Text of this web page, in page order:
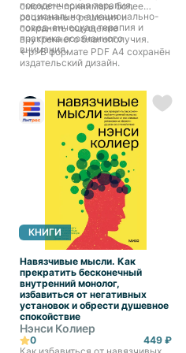
поведенческая терапия,
рационально-эмоционально-
повед-енческая терапия и
практика осознанного
внимания.
сможете принимать более
осознанные решения и
сохранять ощущение
внутреннего благополучия.
<-p>В формате PDF A4 сохранён
издательский дизайн.
КНИГИ
Навязчивые мысли. Как
прекратить бесконечный
внутренний монолог,
избавиться от негативных
установок и обрести душевное
спокойствие
Нэнси Колиер
0
449 ₽